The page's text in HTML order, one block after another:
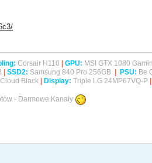
Corsair H110 | GPU: MSI GTX 1080
| SSD2: Samsung 840 Pro 256GB | PSU: Be
Black |Display: Triple LG 24MP67VQ-P |
- Darmowe Kanały